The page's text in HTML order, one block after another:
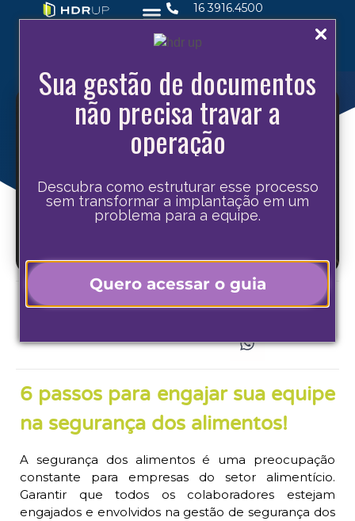
Sua gestão de documentos
não precisa travar a
operação
Descubra como estruturar esse processo
sem transformar a implantação em um
problema para a equipe.
Quero acessar o guia
16 3916.4500
Compartilhe este post
6 passos para engajar sua equipe
na segurança dos alimentos!
A segurança dos alimentos é uma preocupação
constante para empresas do setor alimentício.
Garantir que todos os colaboradores estejam
engajados e envolvidos na gestão de segurança dos